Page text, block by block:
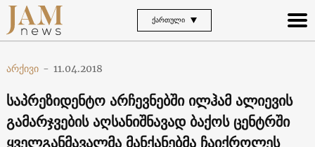
ᲥᲐᲠᲗᲣᲚᲘ
არქივი - 11.04.2018
საპრეზიდენტო არჩევნებში ილჰამ ალიევის
გამარჯვების აღსანიშნავად ბაქოს ცენტრში